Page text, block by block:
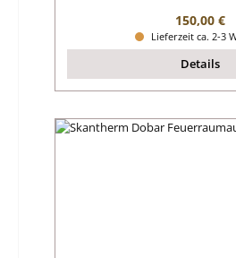
Regulärer
150,00 €
Lieferzeit ca. 2-3
Details